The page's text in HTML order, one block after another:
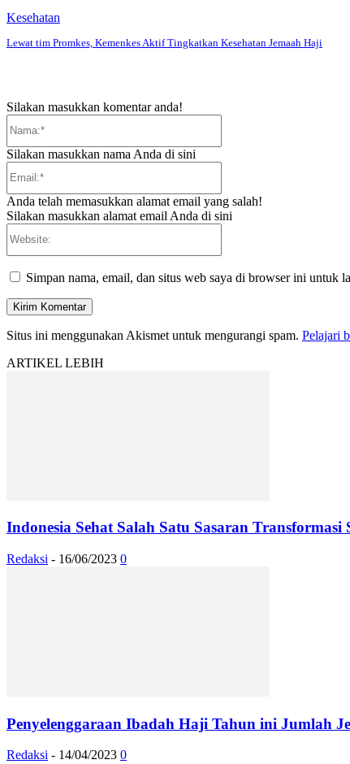
Kesehatan
Lewat tim Promkes, Kemenkes Aktif Tingkatkan Kesehatan Jemaah Haji
Silakan masukkan komentar anda!
Silakan masukkan nama Anda di sini
Anda telah memasukkan alamat email yang salah!
Silakan masukkan alamat email Anda di sini
Simpan nama, email, dan situs web saya di browser ini untuk
Situs ini menggunakan Akismet untuk mengurangi spam. Pelajari
ARTIKEL LEBIH
Indonesia Sehat Salah Satu Sasaran
Redaksi - 16/06/2023 0
Penyelenggaraan Ibadah Haji Tahun ini Jumlah
Redaksi - 14/04/2023 0